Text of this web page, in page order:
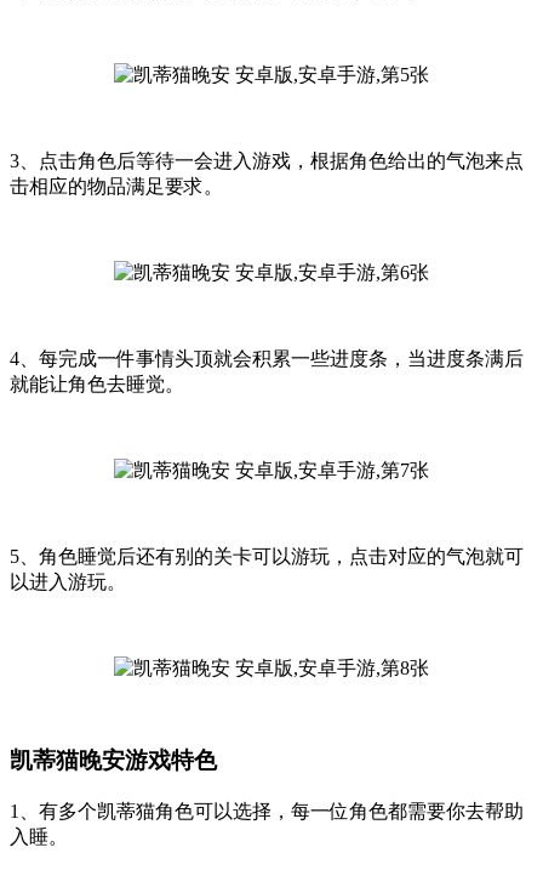
3、点击角色后等待一会进入游戏，根据角色给出的气泡来点
击相应的物品满足要求。
4、每完成一件事情头顶就会积累一些进度条，当进度条满后
就能让角色去睡觉。
5、角色睡觉后还有别的关卡可以游玩，点击对应的气泡就可
以进入游玩。
凯蒂猫晚安游戏特色
1、有多个凯蒂猫角色可以选择，每一位角色都需要你去帮助
入睡。